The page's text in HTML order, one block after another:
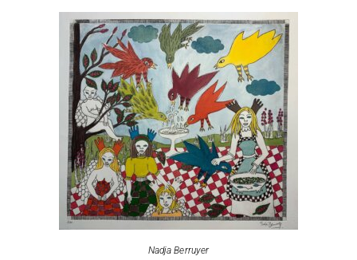
Nadja Berruyer